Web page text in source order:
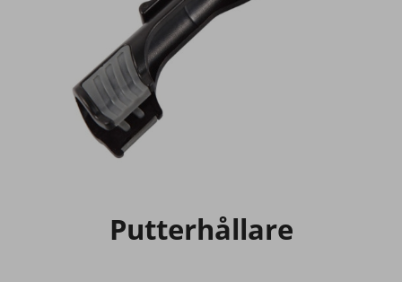
Putterhållare